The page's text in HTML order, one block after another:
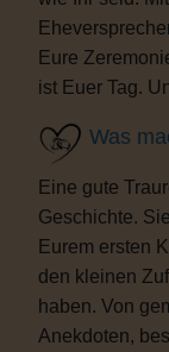
Eure
ist Euer Tag.
Was
Eine gute
Geschichte.
Eurem ersten
den kleinen
haben. Von
Anekdoten,